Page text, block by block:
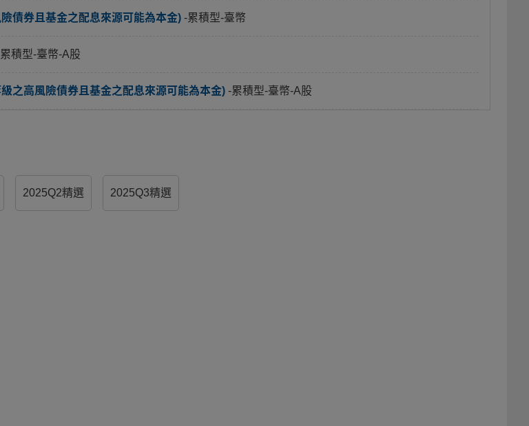
債券且基金之配息來源可能為本金) -累積型-臺幣
積型-臺幣-A股
之高風險債券且基金之配息來源可能為本金) -累積型-臺幣-A股
2025Q2精選 2025Q3精選